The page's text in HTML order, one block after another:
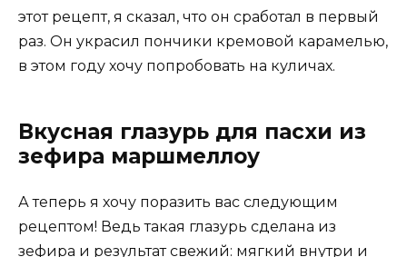
этот рецепт, я сказал, что он сработал в первый
раз. Он украсил пончики кремовой карамелью,
в этом году хочу попробовать на куличах.
Вкусная глазурь для пасхи из
зефира маршмеллоу
А теперь я хочу поразить вас следующим
рецептом! Ведь такая глазурь сделана из
зефира и результат свежий: мягкий внутри и